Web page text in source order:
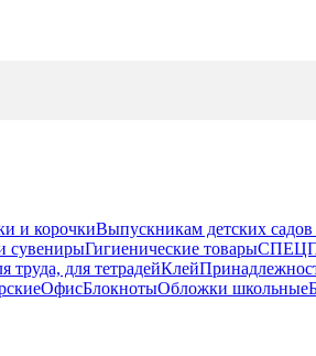
и корочкиВыпускникам детских
сувенирыГигиенические товары
труда, для тетрадейКлей
ОфисБлокнотыОбложки школьные